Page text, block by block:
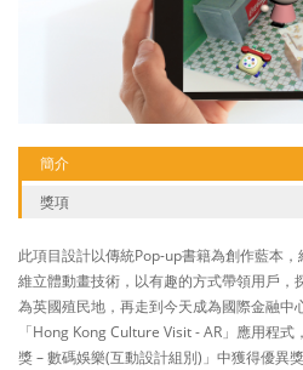
簡介
獎項
此項目設計以傳統Pop-up書籍為創作藍本
維立體動畫技術，以有趣的方式帶領用戶，
為英國殖民地，再走到今天成為國際金融中
「Hong Kong Culture Visit - AR」應用程
獎 – 數碼娛樂(互動設計組別)」中獲得優異獎